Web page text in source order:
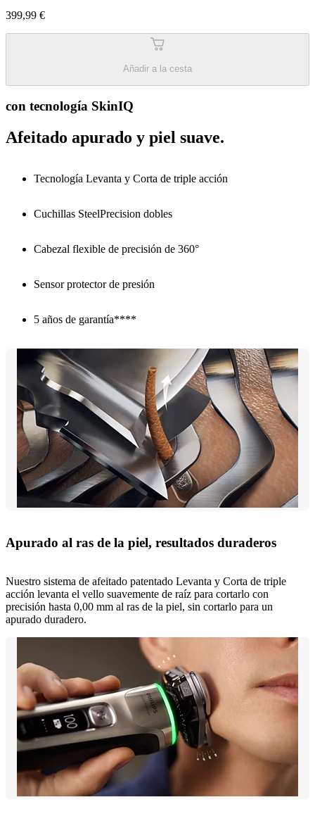
399,99 €
Añadir a la cesta
con tecnología SkinIQ
Afeitado apurado y piel suave.
Tecnología Levanta y Corta de triple acción
Cuchillas SteelPrecision dobles
Cabezal flexible de precisión de 360°
Sensor protector de presión
5 años de garantía****
Apurado al ras de la piel, resultados duraderos
Nuestro sistema de afeitado patentado Levanta y Corta de triple
acción levanta el vello suavemente de raíz para cortarlo con
precisión hasta 0,00 mm al ras de la piel, sin cortarlo para un
apurado duradero.